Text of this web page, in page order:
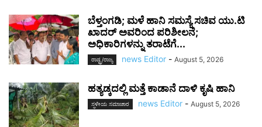
ಬೆಳ್ತಂಗಡಿ; ಮಳೆ ಹಾನಿ ಸಮಸ್ಯೆ ಸಚಿವ ಯು.ಟಿ
ಖಾದರ್‌ ಅವರಿಂದ ಪರಿಶೀಲನೆ;
ಅಧಿಕಾರಿಗಳನ್ನು ತರಾಟೆಗೆ...
ರಾಷ್ಟ್ರ/ರಾಜ್ಯ news Editor - August 5, 2026
ಹತ್ಯಡ್ಕದಲ್ಲಿ ಮತ್ತೆ ಕಾಡಾನೆ ದಾಳಿ ಕೃಷಿ ಹಾನಿ
ಸ್ಥಳೀಯ ಸಮಾಚಾರ news Editor - August 5, 2026